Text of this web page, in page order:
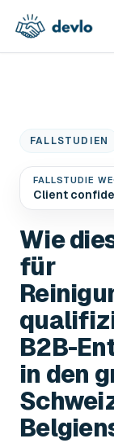
FALLSTUDIEN
FALLSTUDIE
Client
Wie
für
B2B-
in den